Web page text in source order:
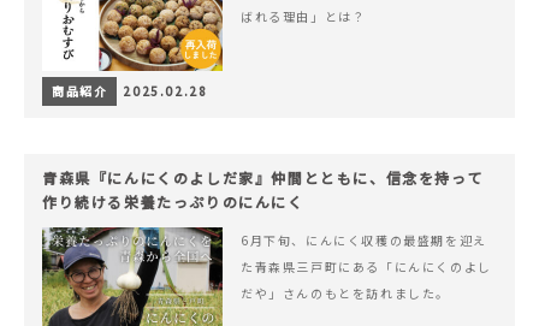
ばれる理由」とは？
商品紹介 2025.02.28
青森県『にんにくのよしだ家』仲間とともに、信念を持って
作り続ける栄養たっぷりのにんにく
6月下旬、にんにく収穫の最盛期を迎え
た青森県三戸町にある「にんにくのよし
だや」さんのもとを訪れました。